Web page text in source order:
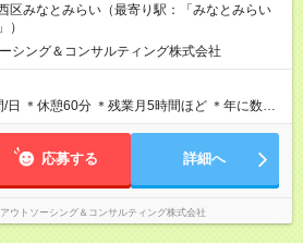
区みなとみらい（最寄り駅：「みなとみらい
）
シング＆コンサルティング株式会社
日 ＊休憩60分 ＊残業月5時間ほど ＊年に数
で時差出勤があります（12～21時など）
応募する 詳細へ
ウトソーシング＆コンサルティング株式会社